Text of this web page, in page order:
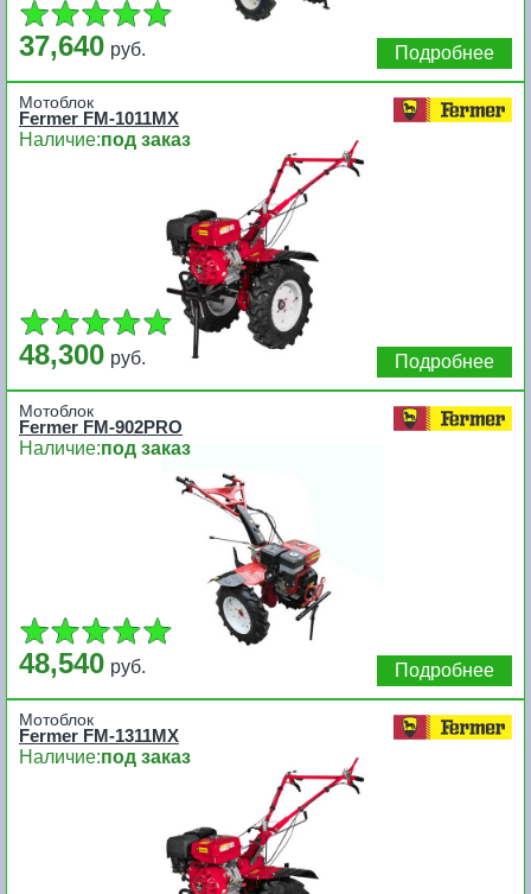
37,640 руб. Подробнее
Мотоблок
Fermer FM-1011MX
Наличие:под заказ
48,300 руб. Подробнее
Мотоблок
Fermer FM-902PRO
Наличие:под заказ
48,540 руб. Подробнее
Мотоблок
Fermer FM-1311MX
Наличие:под заказ